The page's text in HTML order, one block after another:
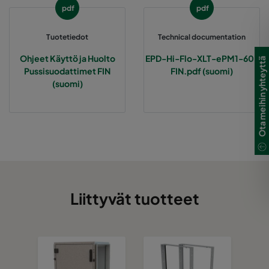
2550 490x592x370-8
2550 287x592x370-5 ePM2,5 50% M6
2550 592x490x370-10
0160 490x592x640-8 ePM1 60%
pdf
Tuotetiedot
Ohjeet Käyttö ja Huolto
Pussisuodattimet FIN
(suomi)
pdf
Technical documentation
EPD-Hi-Flo-XLT-ePM1-60-
FIN.pdf (suomi)
Liittyvät tuotteet
Ota meihin yhteyttä